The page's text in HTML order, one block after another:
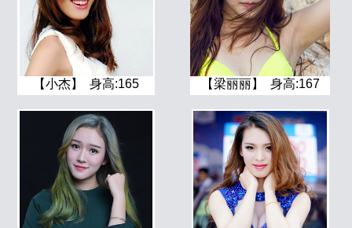
【小杰】 身高:165 【梁丽丽】 身高:167